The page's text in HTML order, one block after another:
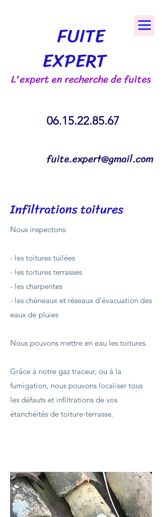
FUITE
EXPERT
L'expert en recherche de fuites
06.15.22.85.67
fuite.expert@gmail.com
Infiltrations toitures
Nous inspectons:
- les toitures tuilées
- les toitures terrasses
- les charpentes
- les chéneaux et réseaux d'évacuation des
eaux de pluies
Nous pouvons mettre en eau les toitures.
Grâce à notre gaz traceur, ou à la
fumigation, nous pouvons localiser tous
les défauts et infiltrations de vos
étanchéités de toiture-terrasse.